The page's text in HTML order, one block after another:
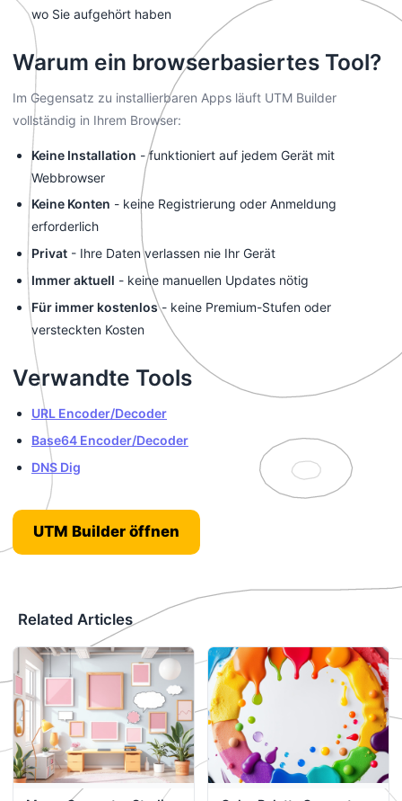
wo Sie aufgehört haben
Warum ein browserbasiertes Tool?
Im Gegensatz zu installierbaren Apps läuft UTM Builder
vollständig in Ihrem Browser:
Keine Installation - funktioniert auf jedem Gerät mit
Webbrowser
Keine Konten - keine Registrierung oder Anmeldung
erforderlich
Privat - Ihre Daten verlassen nie Ihr Gerät
Immer aktuell - keine manuellen Updates nötig
Für immer kostenlos- keine Premium-Stufen oder
versteckten Kosten
Verwandte Tools
URL Encoder/Decoder
Base64 Encoder/Decoder
DNS Dig
UTM Builder öffnen
Related Articles